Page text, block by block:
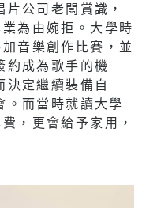
公司老闆賞識，
為由婉拒。大學時
音樂創作比賽，並
約成為歌手的機
決定繼續裝備自
。而當時就讀大學
，更會給予家用，